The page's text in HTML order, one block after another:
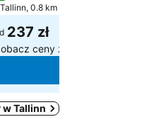
Tallinn, 0.8 km do: Centrum
237 zł
ceny z
Tallinn